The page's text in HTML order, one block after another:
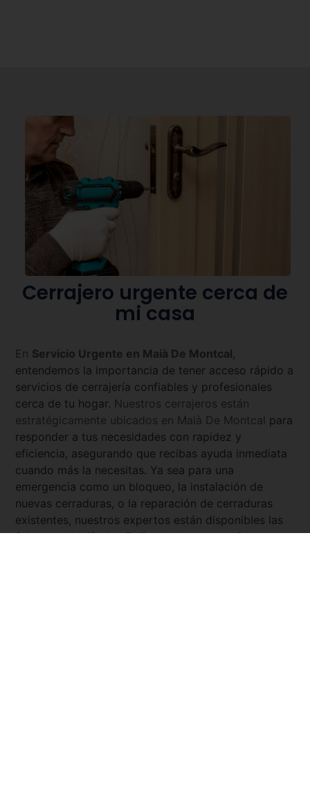
Cerrajero urgente cerca de
mi casa
En Servicio Urgente en Maià De Montcal
entendemos la importancia de tener acceso rápido a
servicios de cerrajería confiables y profesionales
cerca de tu hogar. Nuestros cerrajeros están
estratégicamente ubicados en Maià De Montcal para
responder a tus necesidades con rapidez y
eficiencia, asegurando que recibas ayuda inmediata
cuando más la necesitas. Ya sea para una
emergencia como un bloqueo, la instalación de
nuevas cerraduras, o la reparación de cerraduras
existentes, nuestros expertos están disponibles las
24 horas del día, los 7 días de la semana. Con